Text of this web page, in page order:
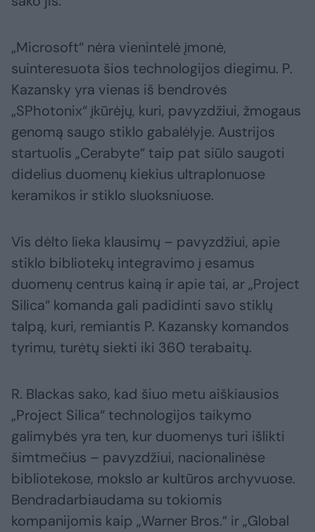
„Microsoft“ nėra vienintelė įmonė,
suinteresuota šios technologijos diegimu. P.
Kazansky yra vienas iš bendrovės
„SPhotonix“ įkūrėjų, kuri, pavyzdžiui, žmogaus
genomą saugo stiklo gabalėlyje. Austrijos
startuolis „Cerabyte“ taip pat siūlo saugoti
didelius duomenų kiekius ultraplonuose
keramikos ir stiklo sluoksniuose.
Vis dėlto lieka klausimų – pavyzdžiui, apie
stiklo bibliotekų integravimo į esamus
duomenų centrus kainą ir apie tai, ar „Project
Silica“ komanda gali padidinti savo stiklų
talpą, kuri, remiantis P. Kazansky komandos
tyrimu, turėtų siekti iki 360 terabaitų.
R. Blackas sako, kad šiuo metu aiškiausios
„Project Silica“ technologijos taikymo
galimybės yra ten, kur duomenys turi išlikti
šimtmečius – pavyzdžiui, nacionalinėse
bibliotekose, mokslo ar kultūros archyvuose.
Bendradarbiaudama su tokiomis
kompanijomis kaip „Warner Bros.“ ir „Global